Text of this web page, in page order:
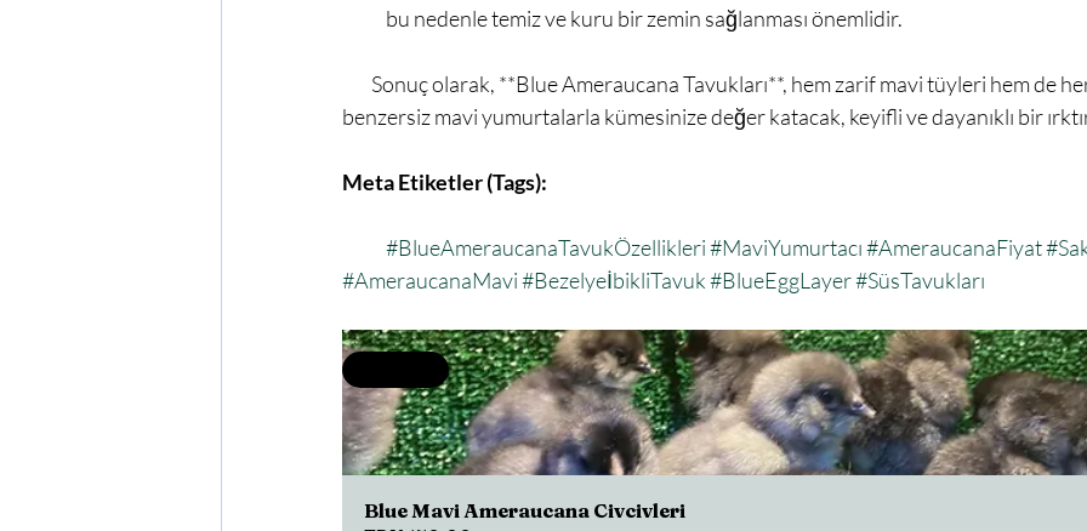
bu nedenle temiz ve kuru bir zemin sağlanması önemlidir.
benzersiz mavi yumurtalarla kümesinize değer katacak, keyifli ve dayanıklı bir
Meta Etiketler (Tags):
#BlueAmeraucanaTavukÖzellikleri#MaviYumurtacı#AmeraucanaFiyat
#AmeraucanaMavi#BezelyeİbikliTavuk#BlueEggLayer#SüsTavukları
Blue Mavi Ameraucana Civcivleri